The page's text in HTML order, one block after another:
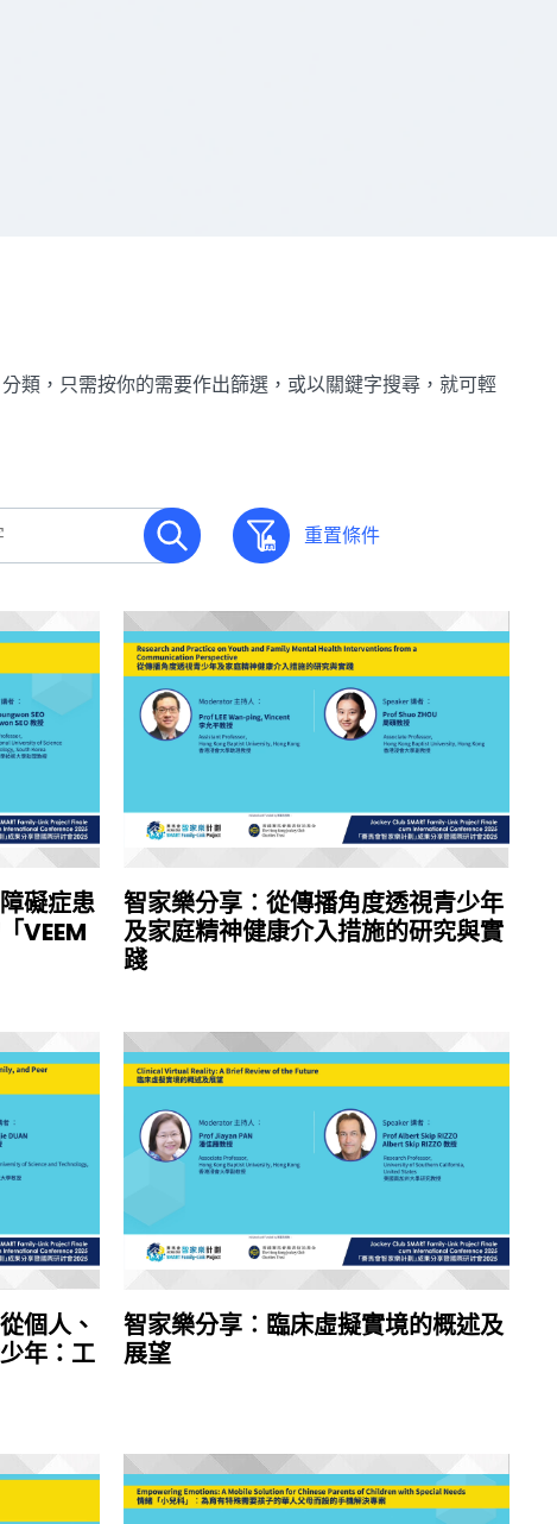
類，只需按你的需要作出篩選，或以關鍵字搜尋，就可輕
重置條件
礙症患
VEEM
智家樂分享︰從傳播角度透視青少年
及家庭精神健康介入措施的研究與實
踐
個人、
年：工
智家樂分享︰臨床虛擬實境的概述及
展望